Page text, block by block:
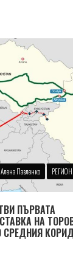
Алена Павленко
ПЪРВАТА
НА
СРЕДНИЯ